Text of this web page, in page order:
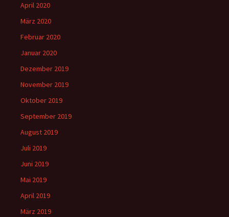
April 2020
März 2020
Februar 2020
Januar 2020
Dezember 2019
November 2019
Oktober 2019
September 2019
August 2019
Juli 2019
Juni 2019
Mai 2019
April 2019
März 2019